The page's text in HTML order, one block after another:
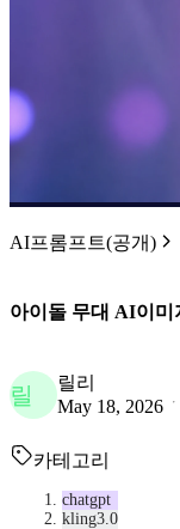
AI프롬프트(공개)
아이돌 무대 AI이미
릴
릴리
May 18, 2026
카테고리
chatgpt
kling3.0